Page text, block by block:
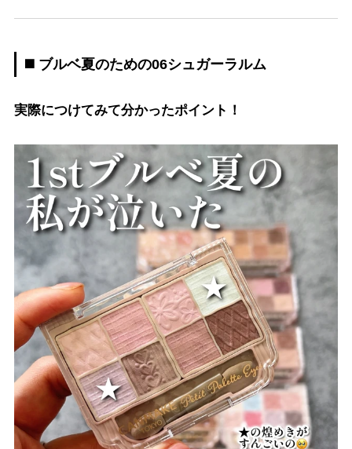
◼️ ブルベ夏のための06シュガーラルム
実際につけてみて分かったポイント！